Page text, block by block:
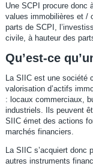
Une SCPI procure donc
values immobilières et /
parts de SCPI,
civile, à hauteur des
Qu’est-ce
La SIIC est une société
valorisation d’actifs
: locaux commerciaux,
industriels. Ils peuvent
SIIC émet des actions
marchés financiers.
La SIIC s’acquiert donc
autres instruments